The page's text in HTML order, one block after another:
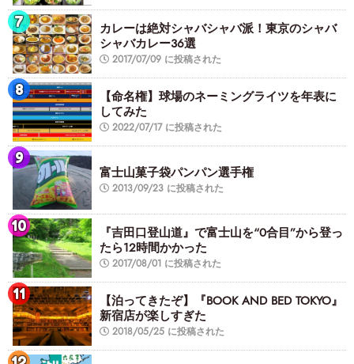
カレーは絶対シャバシャバ派！東京のシャバ
シャバカレー36選
2017/07/09 に投稿された
【命名権】球場のネーミングライツを年表に
してみた
2022/07/17 に投稿された
富士山菓子袋パンパン選手権
2013/09/23 に投稿された
『吉田口登山道』で富士山を“0合目”から登っ
たら12時間かかった
2017/08/01 に投稿された
【泊ってきたぞ】『BOOK AND BED TOKYO』
新宿店が楽しすぎた
2018/05/25 に投稿された